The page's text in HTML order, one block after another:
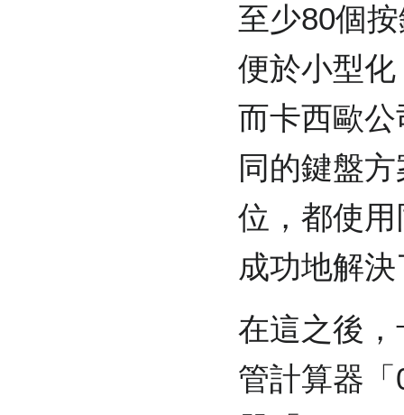
至少80個
便於小型
而卡西歐
同的鍵盤
位，都使
成功地解
在這之後
管計算器